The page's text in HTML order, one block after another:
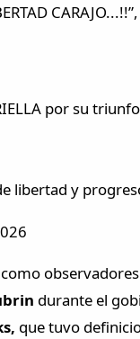
por su
libertad y
durante el
que tuvo